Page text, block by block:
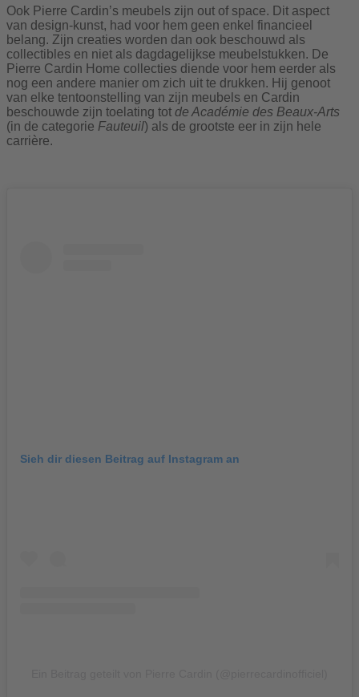
Ook Pierre Cardin’s meubels zijn out of space. Dit aspect
van design-kunst, had voor hem geen enkel financieel
belang. Zijn creaties worden dan ook beschouwd als
collectibles en niet als dagdagelijkse meubelstukken. De
Pierre Cardin Home collecties diende voor hem eerder als
nog een andere manier om zich uit te drukken. Hij genoot
van elke tentoonstelling van zijn meubels en Cardin
beschouwde zijn toelating tot de Académie des Beaux-Arts
(in de categorie Fauteuil) als de grootste eer in zijn hele
carrière.
Sieh dir diesen Beitrag auf Instagram an